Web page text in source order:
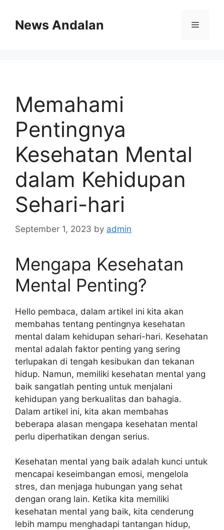
contentNews Andalan Menu
Memahami
Pentingnya
Kesehatan Mental
dalam Kehidupan
Sehari-hari
September 1, 2023 by admin
Mengapa Kesehatan
Mental Penting?
Hello pembaca, dalam artikel ini kita akan
membahas tentang pentingnya kesehatan
mental dalam kehidupan sehari-hari. Kesehatan
mental adalah faktor penting yang sering
terlupakan di tengah kesibukan dan tekanan
hidup. Namun, memiliki kesehatan mental yang
baik sangatlah penting untuk menjalani
kehidupan yang berkualitas dan bahagia.
Dalam artikel ini, kita akan membahas
beberapa alasan mengapa kesehatan mental
perlu diperhatikan dengan serius.
Kesehatan mental yang baik adalah kunci untuk
mencapai keseimbangan emosi, mengelola
stres, dan menjaga hubungan yang sehat
dengan orang lain. Ketika kita memiliki
kesehatan mental yang baik, kita cenderung
lebih mampu menghadapi tantangan hidup,